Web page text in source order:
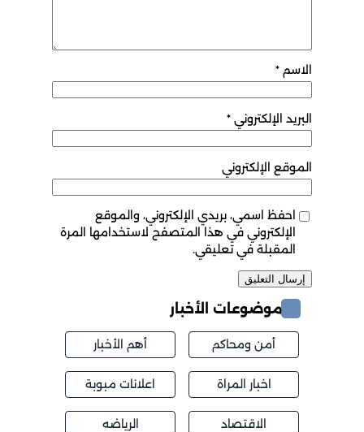
الاسم *
البريد الإلكتروني *
الموقع الإلكتروني
احفظ اسمي، بريدي الإلكتروني، والموقع
الإلكتروني في هذا المتصفح لاستخدامها المرة
المقبلة في تعليقي.
موضوعات الأخبار
أمن ومحاكم أهم الأخبار
اخبار المراة اعلانات مبوبة
الاقتصاد الرياضه